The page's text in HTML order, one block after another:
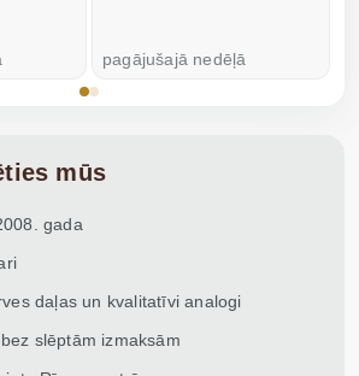
pagājušajā nedēļā
mūs
gada
daļas un kvalitatīvi analogi
slēptām izmaksām